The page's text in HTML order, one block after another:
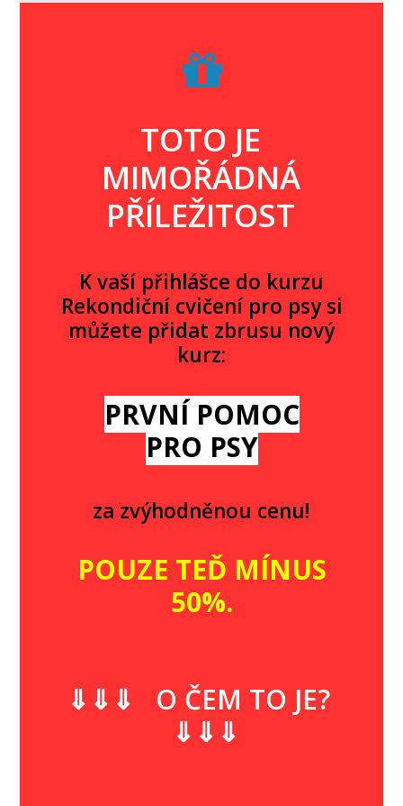
TOTO JE
MIMOŘÁDNÁ
PŘÍLEŽITOST
K vaší přihlášce do kurzu
Rekondiční cvičení pro psy si
můžete přidat zbrusu nový
kurz:
PRVNÍ POMOC
PRO PSY
za zvýhodněnou cenu!
POUZE TEĎ MÍNUS
50%.
⇓⇓⇓ O ČEM TO JE?
⇓⇓⇓